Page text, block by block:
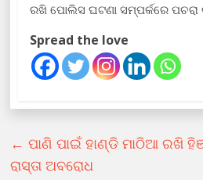
ରଖି ପୋଲିସ ଘଟଣା ସମ୍ପର୍କରେ ପଚରା
Spread the love
← ପାଣି ପାଇଁ ହାଣ୍ଡି ମାଠିଆ ରଖି
ରାସ୍ତା ଅବରୋଧ